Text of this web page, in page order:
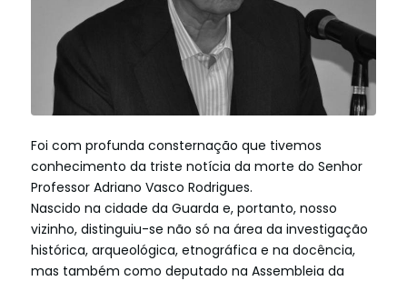
Foi com profunda consternação que tivemos
conhecimento da triste notícia da morte do Senhor
Professor Adriano Vasco Rodrigues.
Nascido na cidade da Guarda e, portanto, nosso
vizinho, distinguiu-se não só na área da investigação
histórica, arqueológica, etnográfica e na docência,
mas também como deputado na Assembleia da